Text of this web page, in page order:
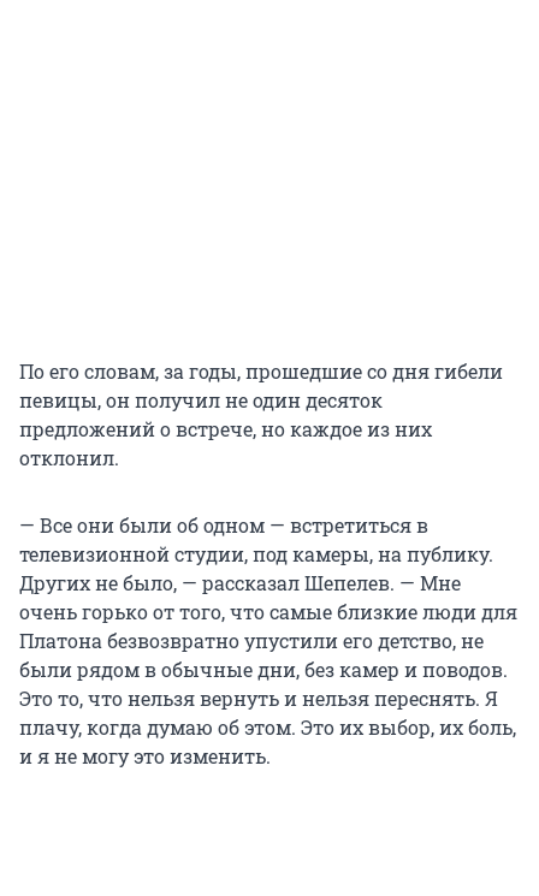
По его словам, за годы, прошедшие со дня гибели
певицы, он получил не один десяток
предложений о встрече, но каждое из них
отклонил.
— Все они были об одном — встретиться в
телевизионной студии, под камеры, на публику.
Других не было, — рассказал Шепелев. — Мне
очень горько от того, что самые близкие люди для
Платона безвозвратно упустили его детство, не
были рядом в обычные дни, без камер и поводов.
Это то, что нельзя вернуть и нельзя переснять. Я
плачу, когда думаю об этом. Это их выбор, их боль,
и я не могу это изменить.